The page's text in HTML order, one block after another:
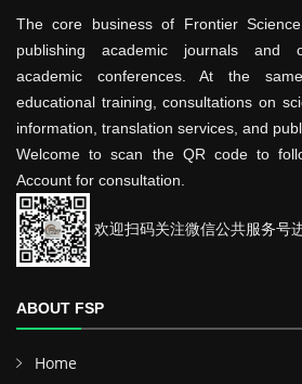
The core business of Frontier
publishing academic journals and
academic conferences. At the
educational training, consultations on
information, translation services, and
Welcome to scan the QR code to
Account for consultation.
欢迎扫码关注微信公共服务号
ABOUT FSP
Home